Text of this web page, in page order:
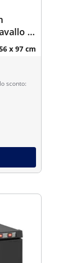
-
x 97 cm
sconto: